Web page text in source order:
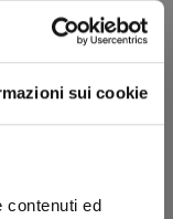
sui cookie
contenuti ed